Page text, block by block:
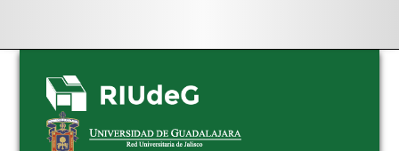
Skip
navigation